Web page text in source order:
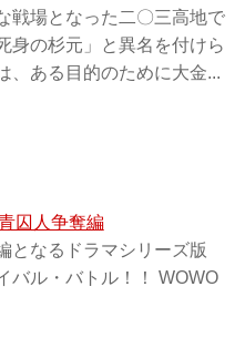
戦場となった二〇三高地で
身の杉元」と異名を付けら
、ある目的のために大金...
囚人争奪編
となるドラマシリーズ版
バル・バトル！！ WOWO